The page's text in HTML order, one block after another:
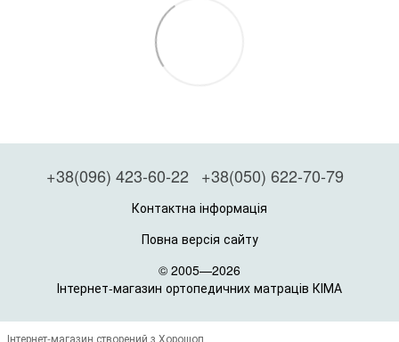
+38(096) 423-60-22 +38(050) 622-70-79
Контактна інформація
Повна версія сайту
© 2005—2026
Інтернет-магазин ортопедичних матраців КІМА
Інтернет-магазин створений з Хорошоп